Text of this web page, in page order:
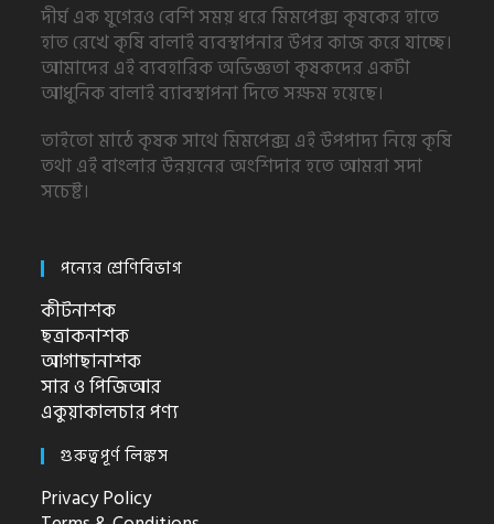
দীর্ঘ এক যুগেরও বেশি সময় ধরে মিমপেক্স কৃষকের হাতে
হাত রেখে কৃষি বালাই ব্যবস্থাপনার উপর কাজ করে যাচ্ছে।
আমাদের এই ব্যবহারিক অভিজ্ঞতা কৃষকদের একটা
আধুনিক বালাই ব্যাবস্থাপনা দিতে সক্ষম হয়েছে।
তাইতো মাঠে কৃষক সাথে মিমপেক্স এই উপপাদ্য নিয়ে কৃষি
তথা এই বাংলার উন্নয়নের অংশিদার হতে আমরা সদা
সচেষ্ট।
পন্যের শ্রেণিবিভাগ
কীটনাশক
ছত্রাকনাশক
আগাছানাশক
সার ও পিজিআর
একুয়াকালচার পণ্য
গুরুত্বপূর্ণ লিঙ্কস
Privacy Policy